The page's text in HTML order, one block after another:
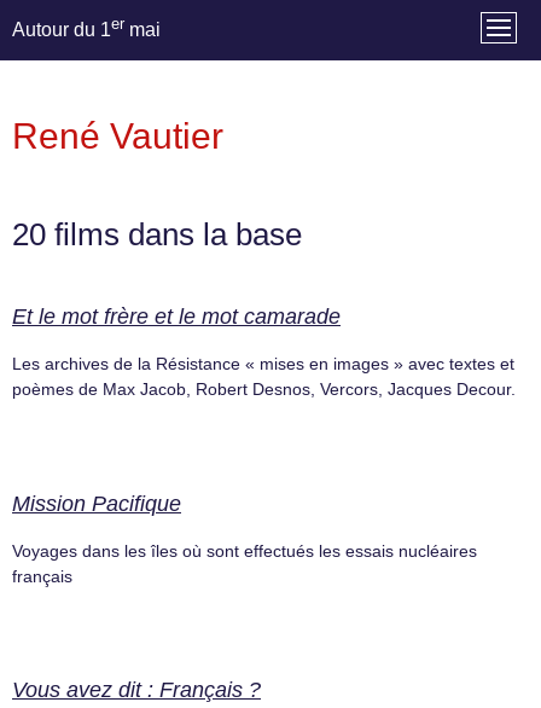
Autour du 1er mai
René Vautier
20 films dans la base
Et le mot frère et le mot camarade
Les archives de la Résistance « mises en images » avec textes et
poèmes de Max Jacob, Robert Desnos, Vercors, Jacques Decour.
Mission Pacifique
Voyages dans les îles où sont effectués les essais nucléaires
français
Vous avez dit : Français ?